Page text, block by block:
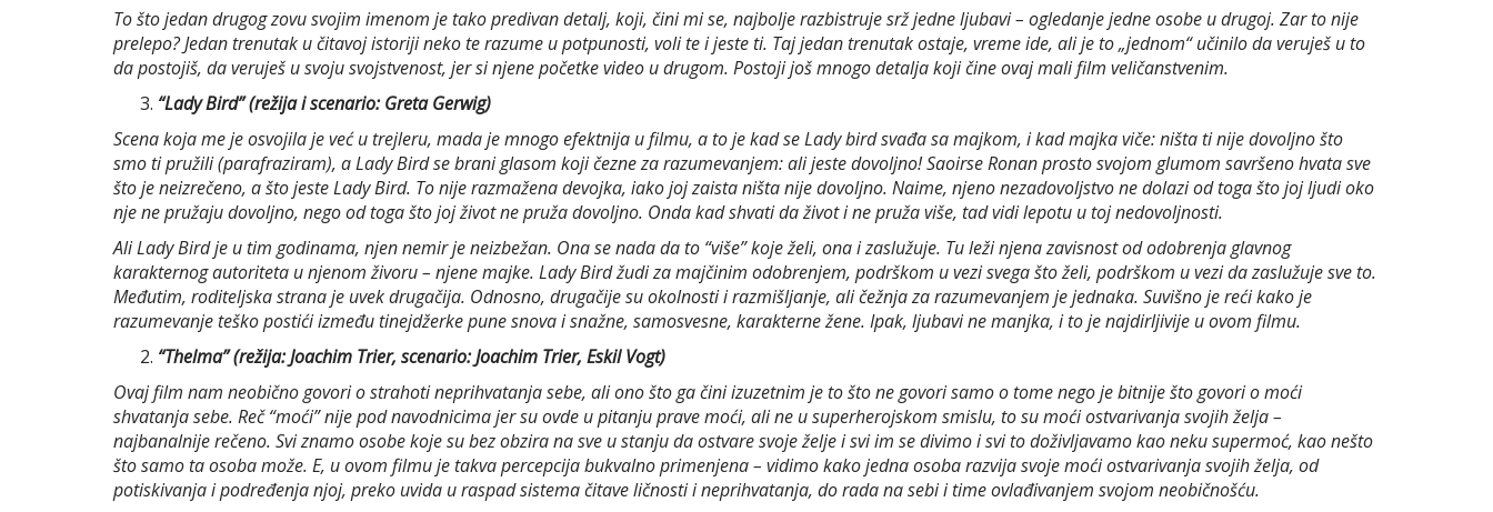
To što jedan drugog zovu svojim imenom je tako predivan detalj, koji, čini mi se, najbolje razbistruje srž jedne ljubavi – ogledanje jedne osobe u drugoj. Zar to nije
prelepo? Jedan trenutak u čitavoj istoriji neko te razume u potpunosti, voli te i jeste ti. Taj jedan trenutak ostaje, vreme ide, ali je to „jednom“ učinilo da veruješ u to
da postojiš, da veruješ u svoju svojstvenost, jer si njene početke video u drugom. Postoji još mnogo detalja koji čine ovaj mali film veličanstvenim.
“Lady Bird” (režija i scenario: Greta Gerwig)
Scena koja me je osvojila je već u trejleru, mada je mnogo efektnija u filmu, a to je kad se Lady bird svađa sa majkom, i kad majka viče: ništa ti nije dovoljno što
smo ti pružili (parafraziram), a Lady Bird se brani glasom koji čezne za razumevanjem: ali jeste dovoljno! Saoirse Ronan prosto svojom glumom savršeno hvata sve
što je neizrečeno, a što jeste Lady Bird. To nije razmažena devojka, iako joj zaista ništa nije dovoljno. Naime, njeno nezadovoljstvo ne dolazi od toga što joj ljudi oko
nje ne pružaju dovoljno, nego od toga što joj život ne pruža dovoljno. Onda kad shvati da život i ne pruža više, tad vidi lepotu u toj nedovoljnosti.
Ali Lady Bird je u tim godinama, njen nemir je neizbežan. Ona se nada da to “više” koje želi, ona i zaslužuje. Tu leži njena zavisnost od odobrenja glavnog
karakternog autoriteta u njenom živoru – njene majke. Lady Bird žudi za majčinim odobrenjem, podrškom u vezi svega što želi, podrškom u vezi da zaslužuje sve to.
Međutim, roditeljska strana je uvek drugačija. Odnosno, drugačije su okolnosti i razmišljanje, ali čežnja za razumevanjem je jednaka. Suvišno je reći kako je
razumevanje teško postići između tinejdžerke pune snova i snažne, samosvesne, karakterne žene. Ipak, ljubavi ne manjka, i to je najdirljivije u ovom filmu.
“Thelma” (režija: Joachim Trier, scenario: Joachim Trier, Eskil Vogt)
Ovaj film nam neobično govori o strahoti neprihvatanja sebe, ali ono što ga čini izuzetnim je to što ne govori samo o tome nego je bitnije što govori o moći
shvatanja sebe. Reč “moći” nije pod navodnicima jer su ovde u pitanju prave moći, ali ne u superherojskom smislu, to su moći ostvarivanja svojih želja –
najbanalnije rečeno. Svi znamo osobe koje su bez obzira na sve u stanju da ostvare svoje želje i svi im se divimo i svi to doživljavamo kao neku supermoć, kao nešto
što samo ta osoba može. E, u ovom filmu je takva percepcija bukvalno primenjena – vidimo kako jedna osoba razvija svoje moći ostvarivanja svojih želja, od
potiskivanja i podređenja njoj, preko uvida u raspad sistema čitave ličnosti i neprihvatanja, do rada na sebi i time ovlađivanjem svojom neobičnošću.